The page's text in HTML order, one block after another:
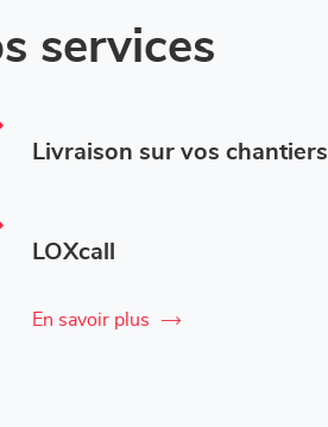
services
Livraison sur vos chantiers
LOXcall
En savoir plus